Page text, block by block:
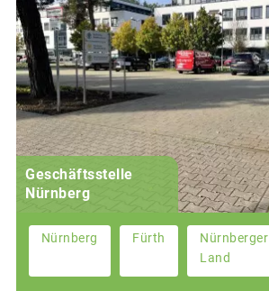
Geschäftsstelle
Nürnberg
Nürnberg Fürth
Nürnberger
Land